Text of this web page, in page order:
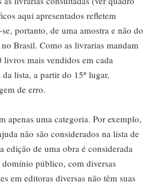
aqui apresentados refletem
portanto, de uma amostra e não do
Brasil. Como as livrarias mandam
mais vendidos em cada
lista, a partir do 15º lugar,
de erro.
apenas uma categoria. Por exemplo,
não são considerados na lista de
edição de uma obra é considerada
público, com diversas
em editoras diversas não têm suas